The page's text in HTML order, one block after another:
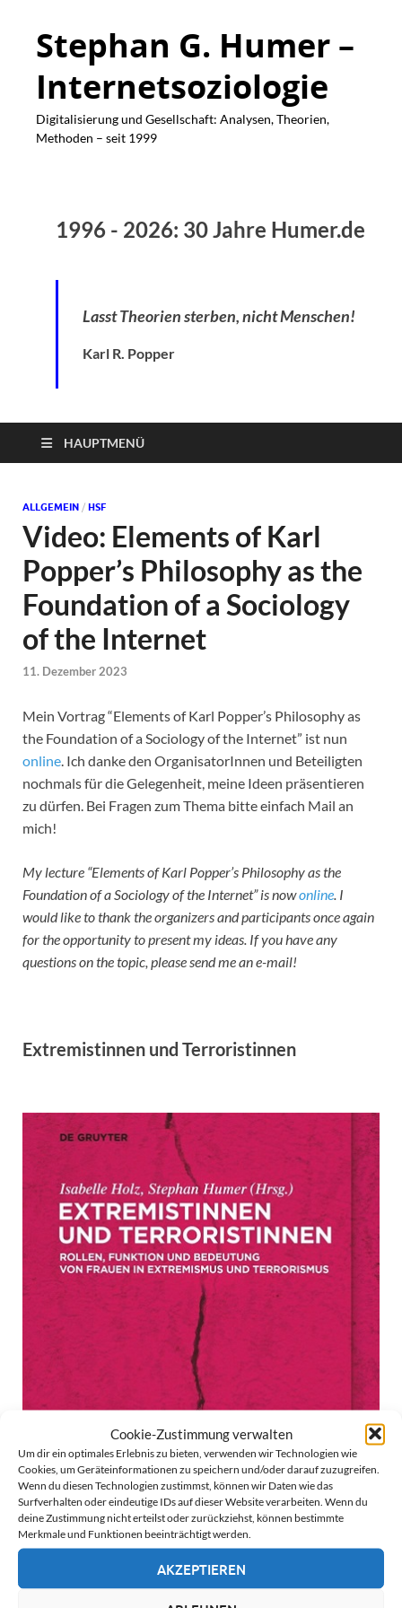
Cookie-Zustimmung verwalten
Um dir ein optimales Erlebnis zu bieten, verwenden wir Technologien wie
Cookies, um Geräteinformationen zu speichern und/oder darauf zuzugreifen.
Wenn du diesen Technologien zustimmst, können wir Daten wie das
Surfverhalten oder eindeutige IDs auf dieser Website verarbeiten. Wenn du
deine Zustimmung nicht erteilst oder zurückziehst, können bestimmte
Merkmale und Funktionen beeinträchtigt werden.
AKZEPTIEREN
Stephan G. Humer –
Internetsoziologie
Digitalisierung und Gesellschaft: Analysen, Theorien,
Methoden – seit 1999
1996 - 2026: 30 Jahre Humer.de
Lasst Theorien sterben, nicht Menschen!
Karl R. Popper
HAUPTMENÜ
ALLGEMEIN / HSF
Video: Elements of Karl
Popper’s Philosophy as the
Foundation of a Sociology
of the Internet
11. Dezember 2023
Mein Vortrag “Elements of Karl Popper’s Philosophy as
the Foundation of a Sociology of the Internet” ist nun
online . Ich danke den OrganisatorInnen und Beteiligten
nochmals für die Gelegenheit, meine Ideen präsentieren
zu dürfen. Bei Fragen zum Thema bitte einfach Mail an
mich!
My lecture “Elements of Karl Popper’s Philosophy as the
Foundation of a Sociology of the Internet” is nowonline . I
would like to thank the organizers and participants once again
for the opportunity to present my ideas. If you have any
questions on the topic, please send me an e-mail!
Extremistinnen und Terroristinnen